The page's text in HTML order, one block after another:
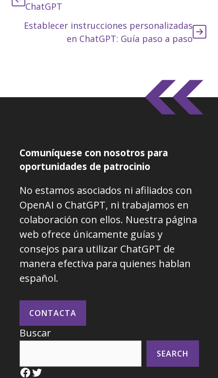
ChatGPT
Establecer instrucciones personalizadas
en ChatGPT: Guía paso a paso
Comuníquese con nosotros para
oportunidades de patrocinio
No estamos asociados ni afiliados con
OpenAI o ChatGPT, ni trabajamos en
colaboración con ellos. Nuestra página
web ofrece únicamente guías y
consejos para utilizar ChatGPT de
manera efectiva para quienes hablan
español.
CONTACTA
Buscar
SEARCH
Facebook
Twitter